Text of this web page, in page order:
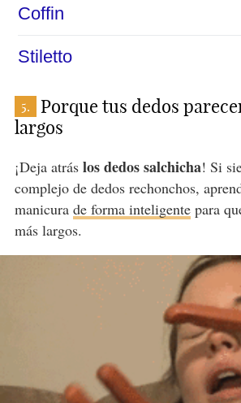
5.
Porque tus dedos
largos
¡Deja atrás los dedos salchicha! Si
complejo de dedos rechonchos,
manicura de forma inteligentepara
más largos.